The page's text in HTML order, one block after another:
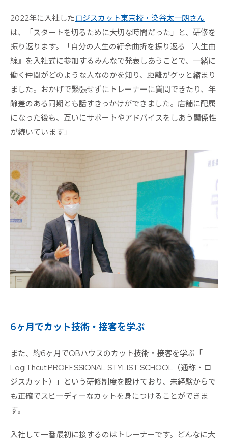
2022年に入社したロジスカット東京校・染谷太一朗さん
は、「スタートを切るために大切な時間だった」と、研修を
振り返ります。「自分の人生の紆余曲折を振り返る『人生曲
線』を入社式に参加するみんなで発表しあうことで、一緒に
働く仲間がどのような人なのかを知り、距離がグッと縮まり
ました。おかげで緊張せずにトレーナーに質問できたり、年
齢差のある同期とも話すきっかけができました。店舗に配属
になった後も、互いにサポートやアドバイスをしあう関係性
が続いています」
6ヶ月でカット技術・接客を学ぶ
また、約6ヶ月でQBハウスのカット技術・接客を学ぶ「
LogiThcut PROFESSIONAL STYLIST SCHOOL（通称・ロ
ジスカット）」という研修制度を設けており、未経験からで
も正確でスピーディーなカットを身につけることができま
す。
入社して一番最初に接するのはトレーナーです。どんなに大